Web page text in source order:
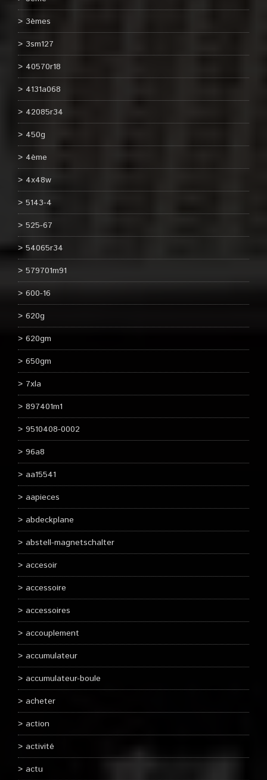
3èmes
3sm127
40570r18
4131a068
42085r34
450g
4ème
4x48w
5143-4
525-67
54065r34
579701m91
600-16
620g
620gm
650gm
7xla
897401m1
9510408-0002
96a8
aa15541
aapieces
abdeckplane
abstell-magnetschalter
accesoir
accessoire
accessoires
accouplement
accumulateur
accumulateur-boule
acheter
action
activité
actu